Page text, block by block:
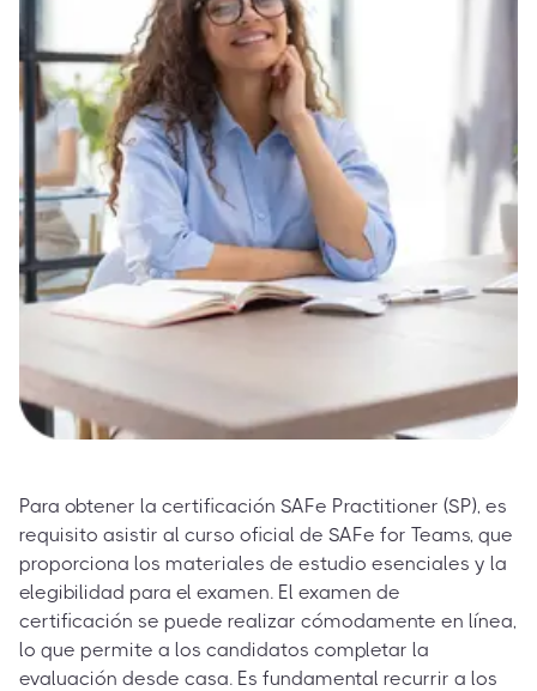
Para obtener la certificación SAFe Practitioner (SP), es
requisito asistir al curso oficial de SAFe for Teams, que
proporciona los materiales de estudio esenciales y la
elegibilidad para el examen. El examen de
certificación se puede realizar cómodamente en línea,
lo que permite a los candidatos completar la
evaluación desde casa. Es fundamental recurrir a los